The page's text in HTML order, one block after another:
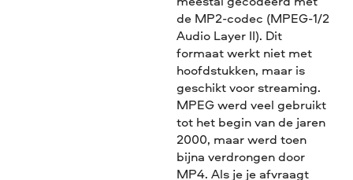
de MP2-codec (MPEG-1/2
Audio Layer II). Dit
formaat werkt niet met
hoofdstukken, maar is
geschikt voor streaming.
MPEG werd veel gebruikt
tot het begin van de jaren
2000, maar werd toen
bijna verdrongen door
MP4. Als je je afvraagt